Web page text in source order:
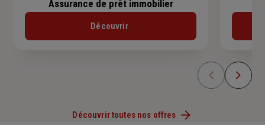
Assurance de prêt immobilier
Découvrir
Découvrir toutes nos offres